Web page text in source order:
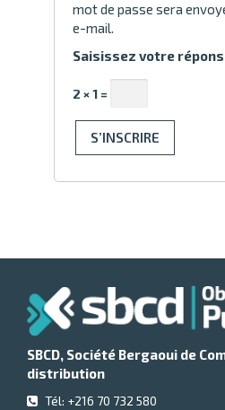
mot de passe sera
e-mail.
Saisissez votre
2 × 1 =
S’INSCRIRE
SBCD, Société Bergaoui de
distribution
Tél: +216 70 732 580